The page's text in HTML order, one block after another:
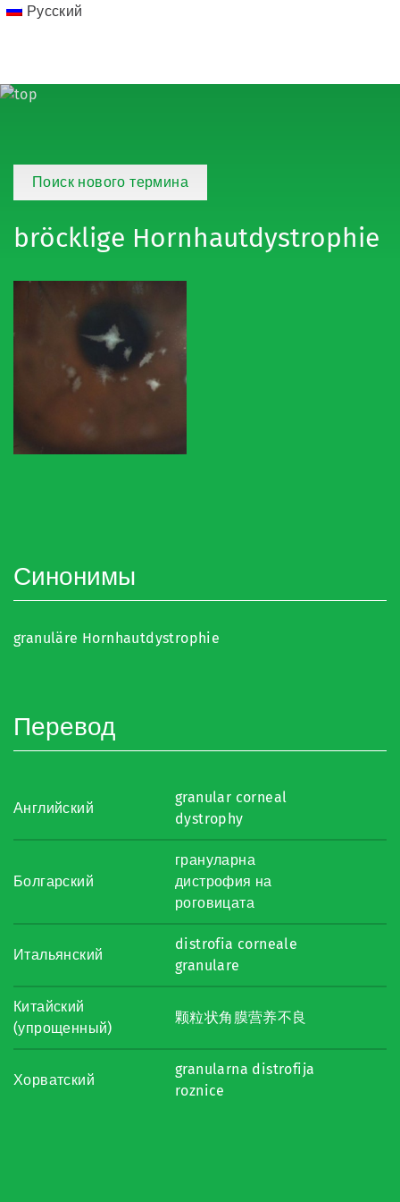
Русский
Поиск нового термина
bröcklige Hornhautdystrophie
Синонимы
granuläre Hornhautdystrophie
Перевод
Английский
granular corneal
dystrophy
Болгарский
грануларна
дистрофия на
роговицата
Итальянский
distrofia corneale
granulare
Китайский
(упрощенный)
颗粒状角膜营养不良
Хорватский
granularna distrofija
roznice